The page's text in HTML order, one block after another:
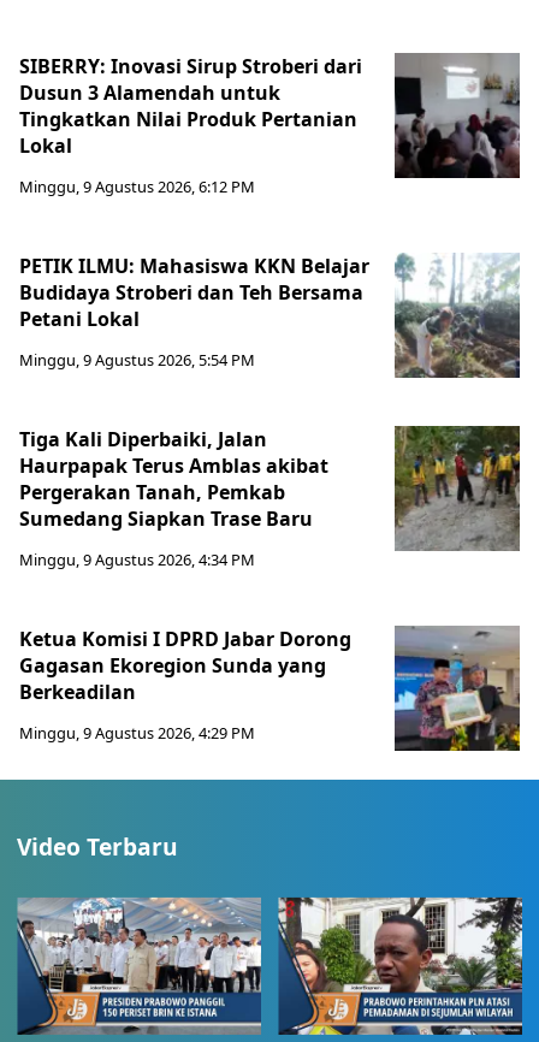
SIBERRY: Inovasi Sirup Stroberi dari
Dusun 3 Alamendah untuk
Tingkatkan Nilai Produk Pertanian
Lokal
Minggu, 9 Agustus 2026, 6:12 PM
PETIK ILMU: Mahasiswa KKN Belajar
Budidaya Stroberi dan Teh Bersama
Petani Lokal
Minggu, 9 Agustus 2026, 5:54 PM
Tiga Kali Diperbaiki, Jalan
Haurpapak Terus Amblas akibat
Pergerakan Tanah, Pemkab
Sumedang Siapkan Trase Baru
Minggu, 9 Agustus 2026, 4:34 PM
Ketua Komisi I DPRD Jabar Dorong
Gagasan Ekoregion Sunda yang
Berkeadilan
Minggu, 9 Agustus 2026, 4:29 PM
Video Terbaru